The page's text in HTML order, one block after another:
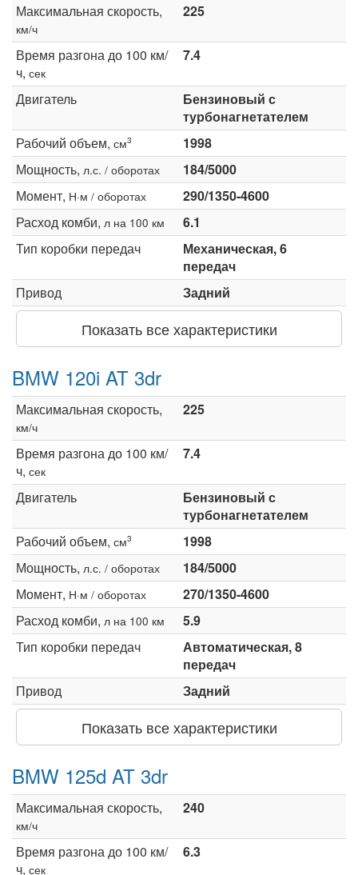
Максимальная скорость,
км/ч
225
Время разгона до 100 км/
ч, сек
7.4
Двигатель
Бензиновый с
турбонагнетателем
Рабочий объем, см3
1998
Мощность, л.с. / оборотах
184/5000
Момент, Н·м / оборотах
290/1350-4600
Расход комби, л на 100 км
6.1
Тип коробки передач
Механическая, 6
передач
Привод
Задний
Показать все характеристики
BMW 120i AT 3dr
Максимальная скорость,
км/ч
225
Время разгона до 100 км/
ч, сек
7.4
Двигатель
Бензиновый с
турбонагнетателем
Рабочий объем, см3
1998
Мощность, л.с. / оборотах
184/5000
Момент, Н·м / оборотах
270/1350-4600
Расход комби, л на 100 км
5.9
Тип коробки передач
Автоматическая, 8
передач
Привод
Задний
Показать все характеристики
BMW 125d AT 3dr
Максимальная скорость,
км/ч
240
Время разгона до 100 км/
ч, сек
6.3